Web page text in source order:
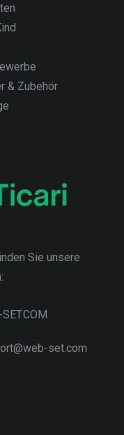
& Zubehör
Sie unsere
set.com